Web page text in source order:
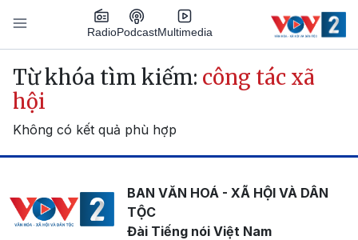
Nhảy đến nội dung
RadioPodcastMultimedia
Main navigation
Từ khóa tìm kiếm: công tác xã
hội
Không có kết quả phù hợp
BAN VĂN HOÁ - XÃ HỘI VÀ DÂN
TỘC
Đài Tiếng nói Việt Nam